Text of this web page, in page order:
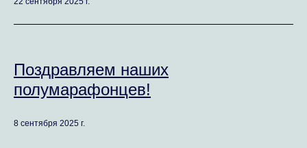
Поздравляем наших
полумарафонцев!
8 сентября 2025 г.